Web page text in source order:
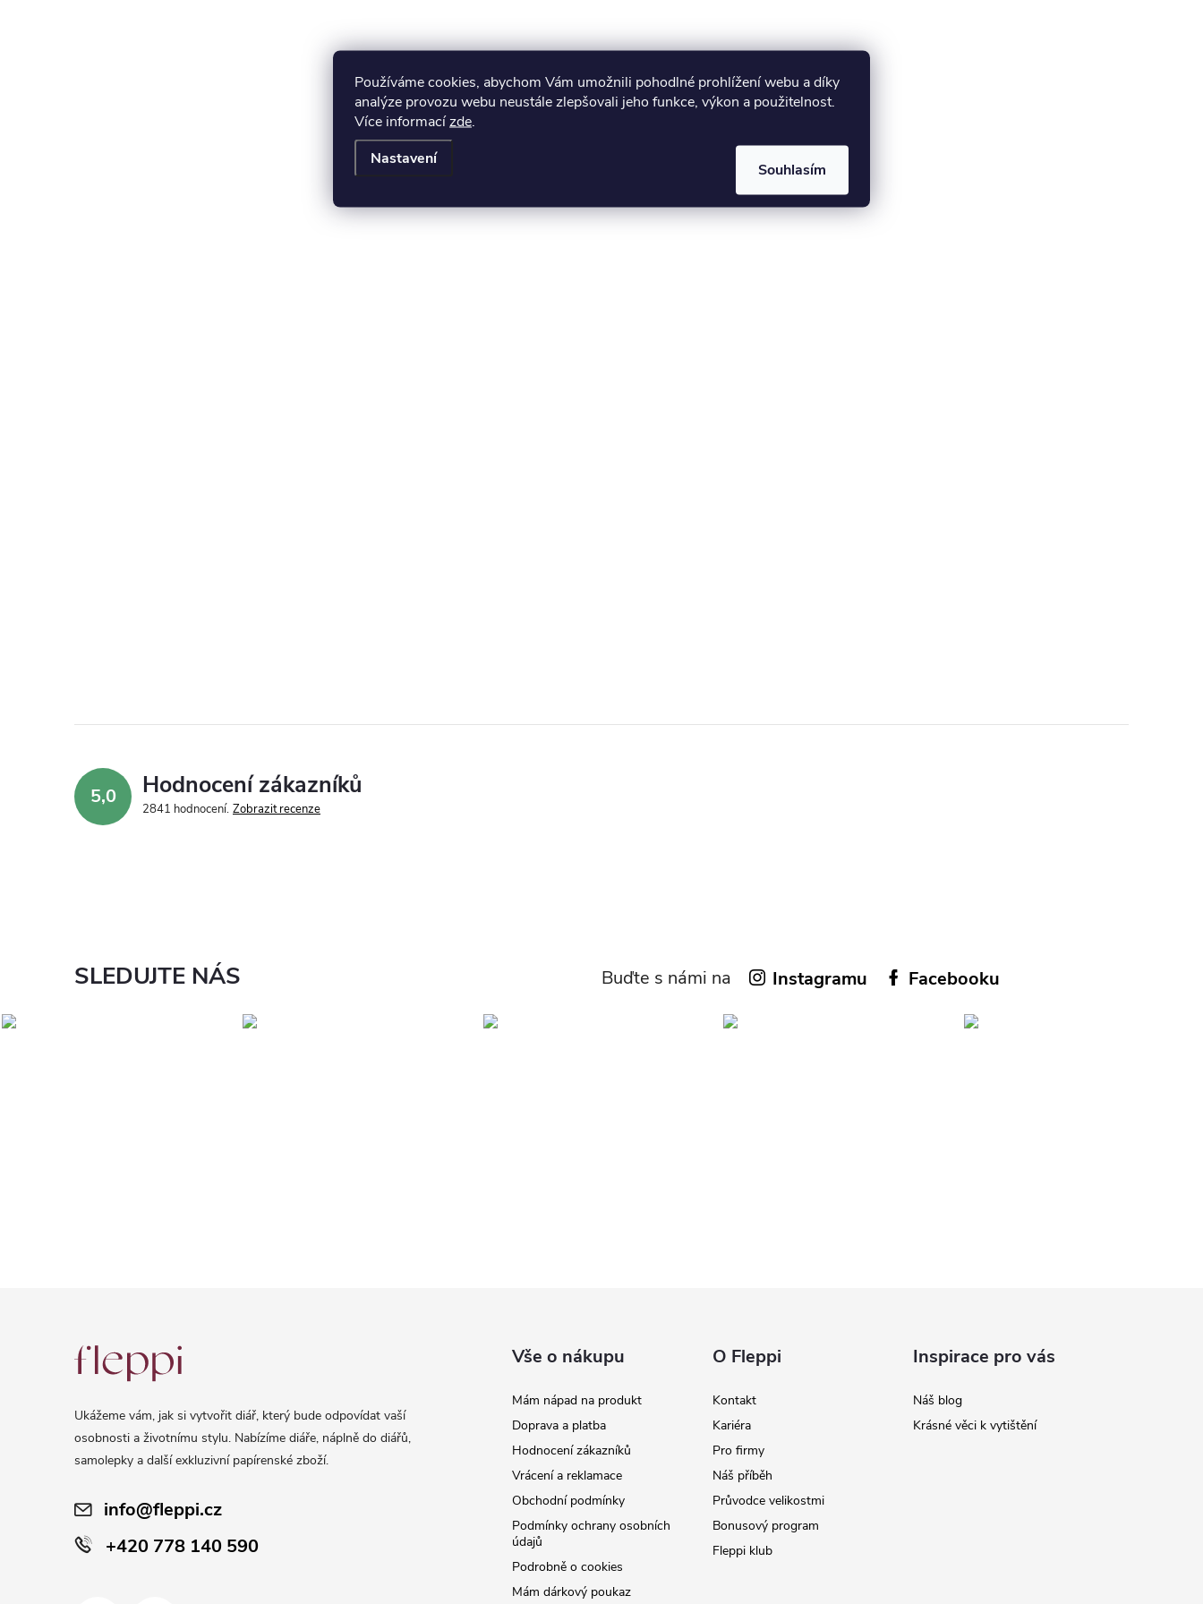
Používáme cookies, abychom Vám umožnili pohodlné prohlížení webu a díky
analýze provozu webu neustále zlepšovali jeho funkce, výkon a použitelnost.
Více informacízde.
Nastavení
Souhlasím
5,0 Hodnocení zákazníků
2841 hodnocení Zobrazit recenze
SLEDUJTE NÁS Buďte s námi na Instagramu Facebooku
Ukážeme vám, jak si vytvořit diář, který bude odpovídat vaší
osobnosti a životnímu stylu. Nabízíme diáře, náplně do diářů,
samolepky a další exkluzivní papírenské zboží.
info@fleppi.cz
+420 778 140 590
Vše o nákupu
Mám nápad na produkt
Doprava a platba
Hodnocení zákazníků
Vrácení a reklamace
Obchodní podmínky
Podmínky ochrany osobních
údajů
Podrobně o cookies
Mám dárkový poukaz
O Fleppi
Kontakt
Kariéra
Pro firmy
Náš příběh
Průvodce velikostmi
Bonusový program
Fleppi klub
Inspirace pro vás
Náš blog
Krásné věci k vytištění